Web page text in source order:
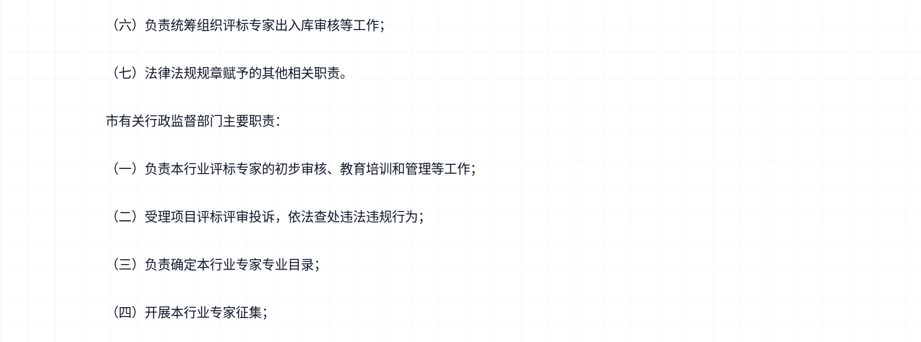
（六）负责统筹组织评标专家出入库审核等工作；
（七）法律法规规章赋予的其他相关职责。
市有关行政监督部门主要职责：
（一）负责本行业评标专家的初步审核、教育培训和管理等工作；
（二）受理项目评标评审投诉，依法查处违法违规行为；
（三）负责确定本行业专家专业目录；
（四）开展本行业专家征集；